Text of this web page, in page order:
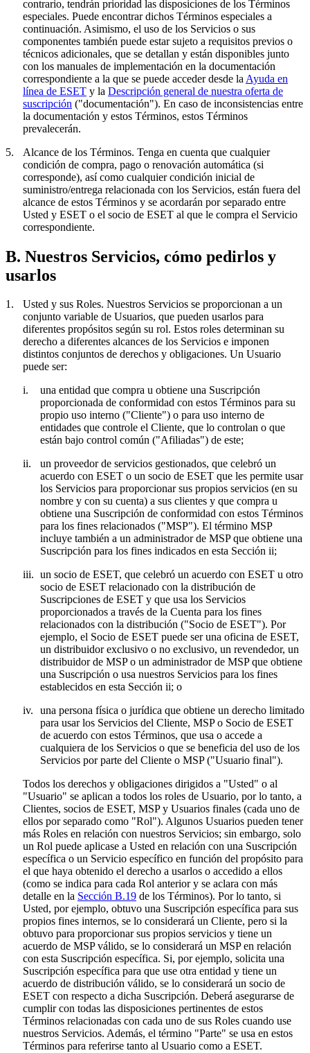
contrario, tendrán prioridad las disposiciones de los Términos
especiales. Puede encontrar dichos Términos especiales a
continuación. Asimismo, el uso de los Servicios o sus
componentes también puede estar sujeto a requisitos previos o
técnicos adicionales, que se detallan y están disponibles junto
con los manuales de implementación en la documentación
correspondiente a la que se puede acceder desde la Ayuda en
línea de ESET y la Descripción general de nuestra oferta de
suscripción ("documentación"). En caso de inconsistencias entre
la documentación y estos Términos, estos Términos
prevalecerán.
5.
Alcance de los Términos. Tenga en cuenta que cualquier
condición de compra, pago o renovación automática (si
corresponde), así como cualquier condición inicial de
suministro/entrega relacionada con los Servicios, están fuera del
alcance de estos Términos y se acordarán por separado entre
Usted y ESET o el socio de ESET al que le compra el Servicio
correspondiente.
B. Nuestros Servicios, cómo pedirlos y
usarlos
1. Usted y sus Roles. Nuestros Servicios se proporcionan a un
conjunto variable de Usuarios, que pueden usarlos para
diferentes propósitos según su rol. Estos roles determinan su
derecho a diferentes alcances de los Servicios e imponen
distintos conjuntos de derechos y obligaciones. Un Usuario
puede ser:
i.
una entidad que compra u obtiene una Suscripción
proporcionada de conformidad con estos Términos para su
propio uso interno ("Cliente") o para uso interno de
entidades que controle el Cliente, que lo controlan o que
están bajo control común ("Afiliadas") de este;
ii.
un proveedor de servicios gestionados, que celebró un
acuerdo con ESET o un socio de ESET que les permite usar
los Servicios para proporcionar sus propios servicios (en su
nombre y con su cuenta) a sus clientes y que compra u
obtiene una Suscripción de conformidad con estos Términos
para los fines relacionados ("MSP"). El término MSP
incluye también a un administrador de MSP que obtiene una
Suscripción para los fines indicados en esta Sección ii;
iii. un socio de ESET, que celebró un acuerdo con ESET u otro
socio de ESET relacionado con la distribución de
Suscripciones de ESET y que usa los Servicios
proporcionados a través de la Cuenta para los fines
relacionados con la distribución ("Socio de ESET"). Por
ejemplo, el Socio de ESET puede ser una oficina de ESET,
un distribuidor exclusivo o no exclusivo, un revendedor, un
distribuidor de MSP o un administrador de MSP que obtiene
una Suscripción o usa nuestros Servicios para los fines
establecidos en esta Sección ii; o
iv.
una persona física o jurídica que obtiene un derecho limitado
para usar los Servicios del Cliente, MSP o Socio de ESET
de acuerdo con estos Términos, que usa o accede a
cualquiera de los Servicios o que se beneficia del uso de los
Servicios por parte del Cliente o MSP ("Usuario final").
Todos los derechos y obligaciones dirigidos a "Usted" o al
"Usuario" se aplican a todos los roles de Usuario, por lo tanto, a
Clientes, socios de ESET, MSP y Usuarios finales (cada uno de
ellos por separado como "Rol"). Algunos Usuarios pueden tener
más Roles en relación con nuestros Servicios; sin embargo, solo
un Rol puede aplicase a Usted en relación con una Suscripción
específica o un Servicio específico en función del propósito para
el que haya obtenido el derecho a usarlos o accedido a ellos
(como se indica para cada Rol anterior y se aclara con más
detalle en la Sección B.19 de los Términos). Por lo tanto, si
Usted, por ejemplo, obtuvo una Suscripción específica para sus
propios fines internos, se lo considerará un Cliente, pero si la
obtuvo para proporcionar sus propios servicios y tiene un
acuerdo de MSP válido, se lo considerará un MSP en relación
con esta Suscripción específica. Si, por ejemplo, solicita una
Suscripción específica para que use otra entidad y tiene un
acuerdo de distribución válido, se lo considerará un socio de
ESET con respecto a dicha Suscripción. Deberá asegurarse de
cumplir con todas las disposiciones pertinentes de estos
Términos relacionadas con cada uno de sus Roles cuando use
nuestros Servicios. Además, el término "Parte" se usa en estos
Términos para referirse tanto al Usuario como a ESET.